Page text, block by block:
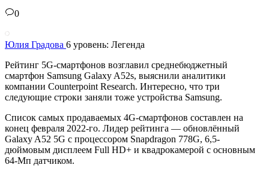
0
Юлия Градова 6 уровень: Легенда
Рейтинг 5G-смартфонов возглавил среднебюджетный
смартфон Samsung Galaxy A52s, выяснили аналитики
компании Counterpoint Research. Интересно, что три
следующие строки заняли тоже устройства Samsung.
Список самых продаваемых 4G-смартфонов составлен на
конец февраля 2022-го. Лидер рейтинга — обновлённый
Galaxy A52 5G с процессором Snapdragon 778G, 6,5-
дюймовым дисплеем Full HD+ и квадрокамерой с основным
64-Мп датчиком.